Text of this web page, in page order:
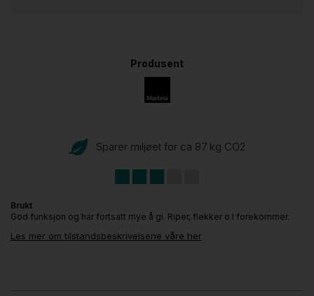
Produsent
Sparer miljøet for ca 87 kg CO2
Brukt
God funksjon og har fortsatt mye å gi. Riper, flekker o.l forekommer.
Les mer om tilstandsbeskrivelsene våre her